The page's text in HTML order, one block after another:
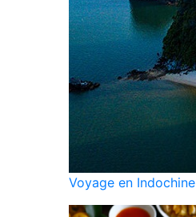
Voyage en Indochine